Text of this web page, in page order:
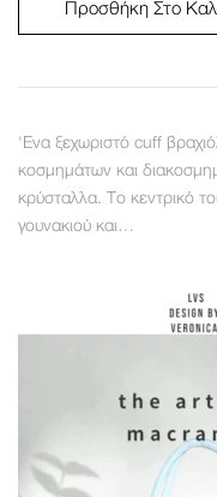
Προσθήκη Στο
'Ενα ξεχωριστό cuff
κοσμημάτων και
κρύσταλλα. Το κεντρικό
γουνακιού και…